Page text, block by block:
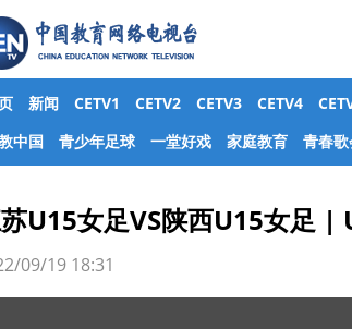
新闻 CETV1 CETV2 CETV3 CETV4
中国
青少年足球 一堂好戏 家庭教育 青春
U15女足VS陕西U15女足 |
09/19 18:31